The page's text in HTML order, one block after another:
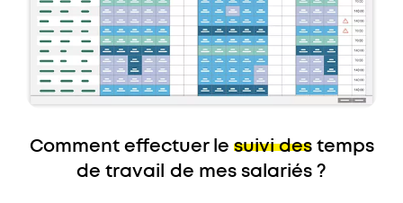
Comment effectuer le suivi des temps
de travail
de mes salariés ?